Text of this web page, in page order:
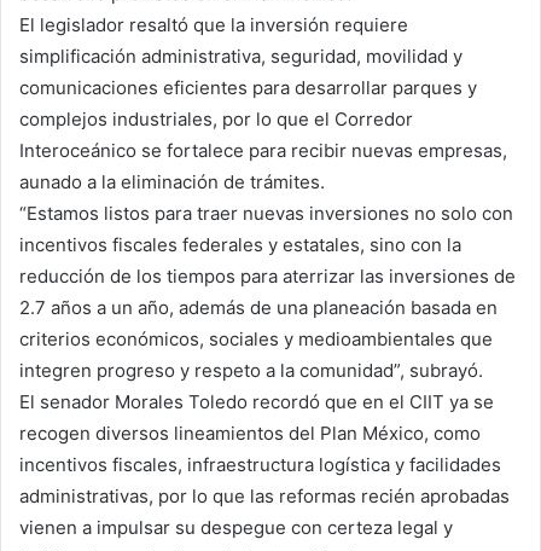
El legislador resaltó que la inversión requiere
simplificación administrativa, seguridad, movilidad y
comunicaciones eficientes para desarrollar parques y
complejos industriales, por lo que el Corredor
Interoceánico se fortalece para recibir nuevas empresas,
aunado a la eliminación de trámites.
“Estamos listos para traer nuevas inversiones no solo con
incentivos fiscales federales y estatales, sino con la
reducción de los tiempos para aterrizar las inversiones de
2.7 años a un año, además de una planeación basada en
criterios económicos, sociales y medioambientales que
integren progreso y respeto a la comunidad”, subrayó.
El senador Morales Toledo recordó que en el CIIT ya se
recogen diversos lineamientos del Plan México, como
incentivos fiscales, infraestructura logística y facilidades
administrativas, por lo que las reformas recién aprobadas
vienen a impulsar su despegue con certeza legal y